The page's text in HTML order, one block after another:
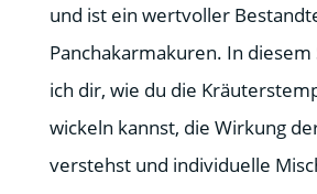
und ist ein wertvoller
Panchakarmakuren. In diesem
ich dir, wie du die
wickeln kannst, die Wirkung
verstehst und individuelle